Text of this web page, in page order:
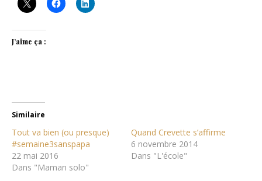
J’aime ça :
Similaire
Tout va bien (ou presque)
#semaine3sanspapa
22 mai 2016
Dans "Maman solo"
Quand Crevette s’affirme
6 novembre 2014
Dans "L'école"